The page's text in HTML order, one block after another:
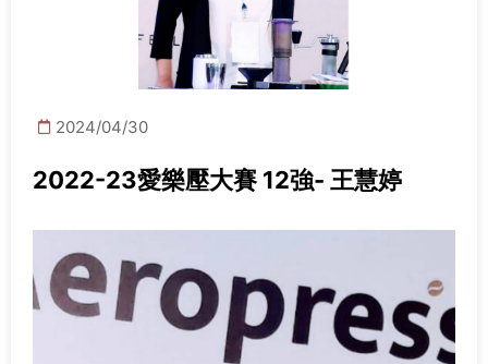
2024/04/30
2022-23愛樂壓大賽 12強- 王慧婷